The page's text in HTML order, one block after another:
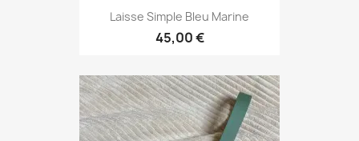
Laisse Simple Bleu Marine
45,00 €